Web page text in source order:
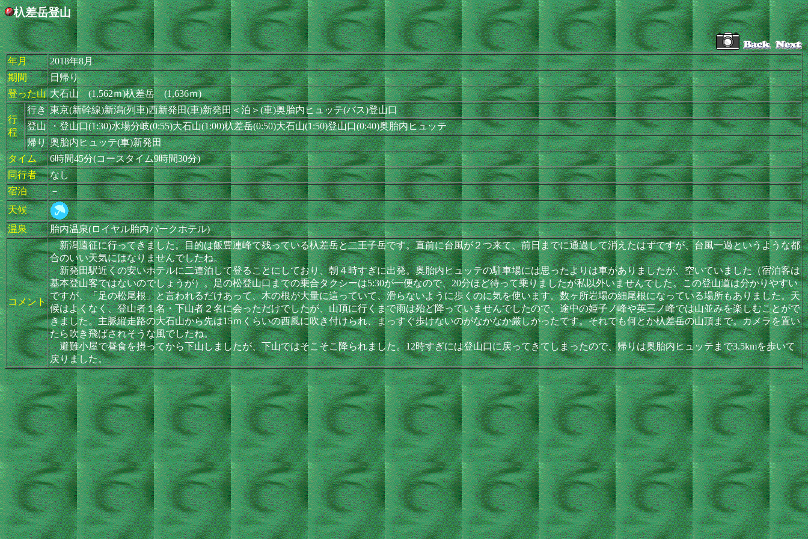
杁差岳登山
年月
2018年8月
期間
日帰り
登った山 大石山 (1,562ｍ)杁差岳 (1,636ｍ)
行
程
行き 東京(新幹線)新潟(列車)西新発田(車)新発田＜泊＞(車)奥胎内ヒュッテ(バス)登山口
登山 ・登山口(1:30)水場分岐(0:55)大石山(1:00)杁差岳(0:50)大石山(1:50)登山口(0:40)奥胎内ヒュッテ
帰り 奥胎内ヒュッテ(車)新発田
タイム
6時間45分(コースタイム9時間30分)
同行者
なし
宿泊
－
天候
温泉
胎内温泉(ロイヤル胎内パークホテル)
コメント
新潟遠征に行ってきました。目的は飯豊連峰で残っている杁差岳と二王子岳です。直前に台風が２つ来て、前日までに通過して消えたはずですが、台風一過というような都
合のいい天気にはなりませんでしたね。
新発田駅近くの安いホテルに二連泊して登ることにしており、朝４時すぎに出発。奥胎内ヒュッテの駐車場には思ったよりは車がありましたが、空いていました（宿泊客は
基本登山客ではないのでしょうが）。足の松登山口までの乗合タクシーは5:30が一便なので、20分ほど待って乗りましたが私以外いませんでした。この登山道は分かりやすい
ですが、「足の松尾根」と言われるだけあって、木の根が大量に這っていて、滑らないように歩くのに気を使います。数ヶ所岩場の細尾根になっている場所もありました。天
候はよくなく、登山者１名・下山者２名に会っただけでしたが、山頂に行くまで雨は殆ど降っていませんでしたので、途中の姫子ノ峰や英三ノ峰では山並みを楽しむことがで
きました。主脈縦走路の大石山から先は15ｍくらいの西風に吹き付けられ、まっすぐ歩けないのがなかなか厳しかったです。それでも何とか杁差岳の山頂まで。カメラを置い
たら吹き飛ばされそうな風でしたね。
避難小屋で昼食を摂ってから下山しましたが、下山ではそこそこ降られました。12時すぎには登山口に戻ってきてしまったので、帰りは奥胎内ヒュッテまで3.5kmを歩いて
戻りました。